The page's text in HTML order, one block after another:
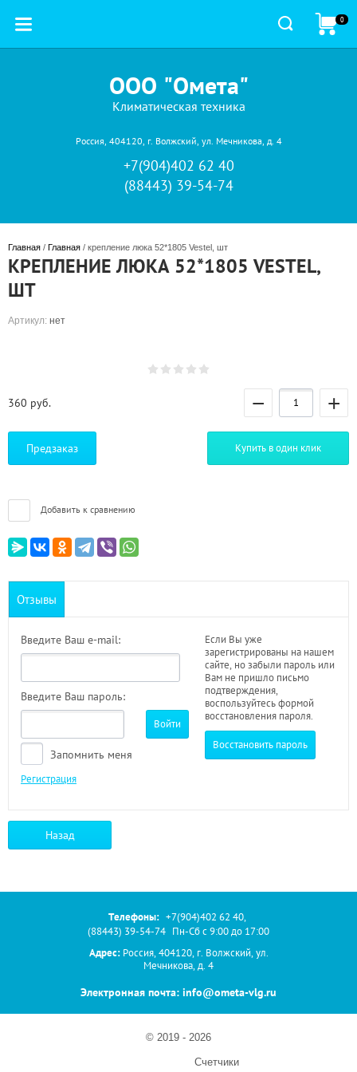
ООО "Омета"
Климатическая техника
Россия, 404120, г. Волжский, ул. Мечникова, д. 4
+7(904)402 62 40
(88443) 39-54-74
0
Главная / Главная / крепление люка 52*1805 Vestel, шт
КРЕПЛЕНИЕ ЛЮКА 52*1805 VESTEL,
ШТ
Артикул: нет
360 руб. − +
Предзаказ Купить в один клик
Добавить к сравнению
Отзывы
Введите Ваш e-mail:
Введите Ваш пароль:
Войти
Запомнить меня
Регистрация
Если Вы уже
зарегистрированы на нашем
сайте, но забыли пароль или
Вам не пришло письмо
подтверждения,
воспользуйтесь формой
восстановления пароля.
Восстановить пароль
Назад
Телефоны: +7(904)402 62 40,
(88443) 39-54-74 Пн-Сб с 9:00 до 17:00
Адрес: Россия, 404120, г. Волжский, ул.
Мечникова, д. 4
Электронная почта: info@ometa-vlg.ru
© 2019 - 2026
Счетчики